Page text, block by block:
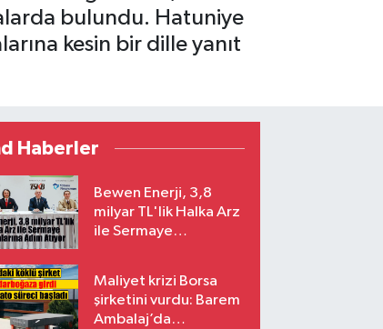
bulundu. Hatuniye
kesin bir dille yanıt
Haberler
Bewen Enerji, 3,8
milyar TL'lik Halka Arz
ile Sermaye
Maliyet krizi Borsa
şirketini vurdu: Barem
Ambalaj’da